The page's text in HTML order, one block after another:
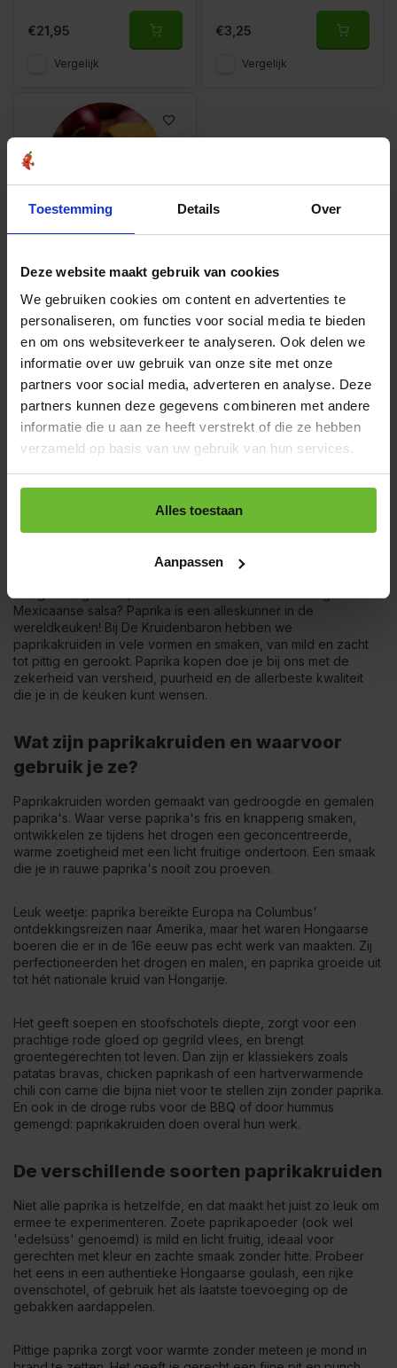
Toestemming Details Over
Deze website maakt gebruik van cookies
We gebruiken cookies om content en advertenties te
personaliseren, om functies voor social media te bieden
en om ons websiteverkeer te analyseren. Ook delen we
informatie over uw gebruik van onze site met onze
partners voor social media, adverteren en analyse. Deze
partners kunnen deze gegevens combineren met andere
informatie die u aan ze heeft verstrekt of die ze hebben
verzameld op basis van uw gebruik van hun services.
Alles toestaan
Aanpassen
€21,95
Vergelijk
€3,25
Vergelijk
Paprika stukjes groen
Vergelijk
De populaire paprikakruiden
Paprikakruiden geven kleur, diepte en een subtiele zoetheid
Mexicaanse salsa? Paprika is een alleskunner in de
wereldkeuken! Bij De Kruidenbaron hebben we
paprikakruiden in vele vormen en smaken, van mild en zacht
tot pittig en gerookt. Paprika kopen doe je bij ons met de
zekerheid van versheid, puurheid en de allerbeste kwaliteit
die je in de keuken kunt wensen.
Wat zijn paprikakruiden en waarvoor
gebruik je ze?
Paprikakruiden worden gemaakt van gedroogde en gemalen
paprika's. Waar verse paprika's fris en knapperig smaken,
ontwikkelen ze tijdens het drogen een geconcentreerde,
warme zoetigheid met een licht fruitige ondertoon. Een smaak
die je in rauwe paprika's nooit zou proeven.
Leuk weetje: paprika bereikte Europa na Columbus'
ontdekkingsreizen naar Amerika, maar het waren Hongaarse
boeren die er in de 16e eeuw pas echt werk van maakten. Zij
perfectioneerden het drogen en malen, en paprika groeide uit
tot hét nationale kruid van Hongarije.
Het geeft soepen en stoofschotels diepte, zorgt voor een
prachtige rode gloed op gegrild vlees, en brengt
groentegerechten tot leven. Dan zijn er klassiekers zoals
patatas bravas, chicken paprikash of een hartverwarmende
chili con carne die bijna niet voor te stellen zijn zonder paprika.
En ook in de droge rubs voor de BBQ of door hummus
gemengd: paprikakruiden doen overal hun werk.
De verschillende soorten paprikakruiden
Niet alle paprika is hetzelfde, en dat maakt het juist zo leuk om
ermee te experimenteren. Zoete paprikapoeder (ook wel
'edelsüss' genoemd) is mild en licht fruitig, ideaal voor
gerechten met kleur en zachte smaak zonder hitte. Probeer
het eens in een authentieke Hongaarse goulash, een rijke
ovenschotel, of gebruik het als laatste toevoeging op de
gebakken aardappelen.
Pittige paprika zorgt voor warmte zonder meteen je mond in